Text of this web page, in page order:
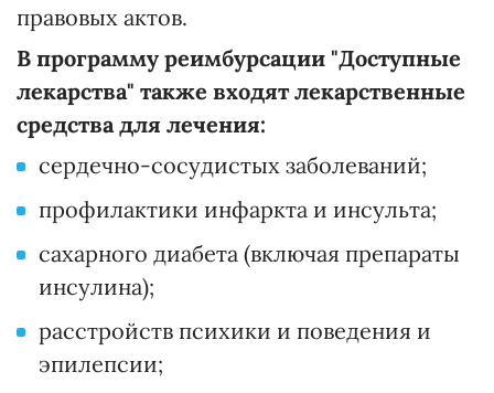
правовых актов.
В программу реимбурсации "Доступные
лекарства" также входят лекарственные
средства для лечения:
сердечно-сосудистых заболеваний;
профилактики инфаркта и инсульта;
сахарного диабета (включая препараты
инсулина);
расстройств психики и поведения и
эпилепсии;